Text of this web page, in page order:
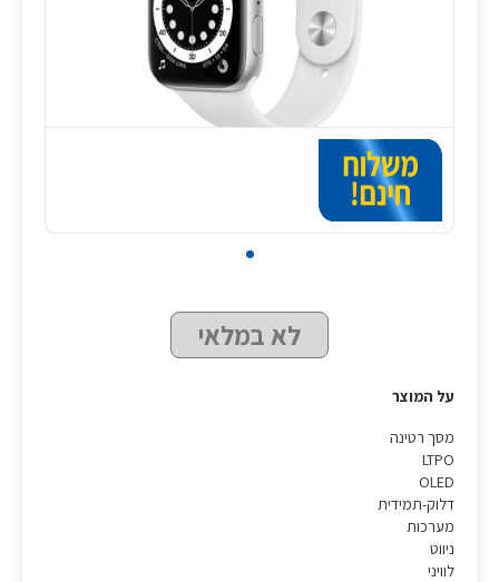
לא במלאי
על המוצר
מסך רטינה
LTPO
OLED
דלוק-תמידית
מערכות
ניווט
לוויני